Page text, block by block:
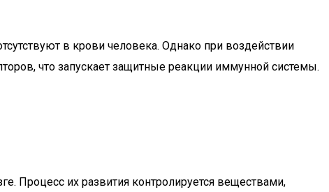
в крови человека. Однако при воздействии
что запускает защитные реакции иммунной системы.
Процесс их развития контролируется веществами,